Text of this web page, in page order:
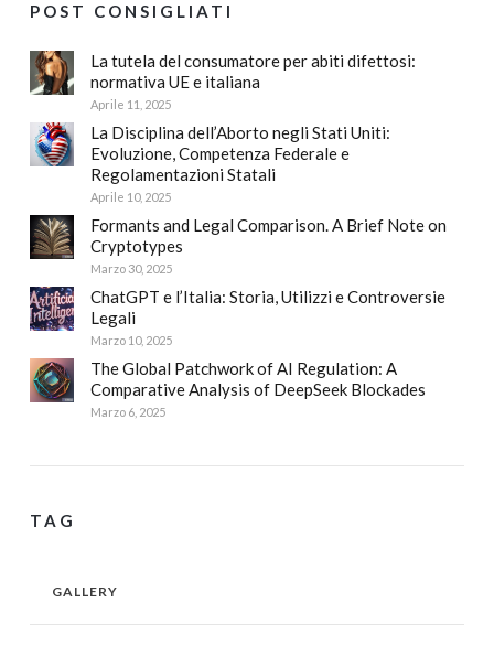
POST CONSIGLIATI
La tutela del consumatore per abiti difettosi:
normativa UE e italiana
Aprile 11, 2025
La Disciplina dell’Aborto negli Stati Uniti:
Evoluzione, Competenza Federale e
Regolamentazioni Statali
Aprile 10, 2025
Formants and Legal Comparison. A Brief Note on
Cryptotypes
Marzo 30, 2025
ChatGPT e l’Italia: Storia, Utilizzi e Controversie
Legali
Marzo 10, 2025
The Global Patchwork of AI Regulation: A
Comparative Analysis of DeepSeek Blockades
Marzo 6, 2025
TAG
GALLERY